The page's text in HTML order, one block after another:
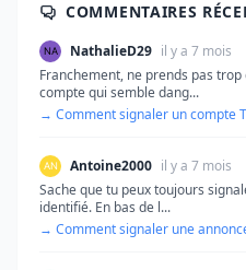
COMMENTAIRES
NathalieD29 il y a 7 mois
Franchement, ne prends pas
compte qui semble dang...
→ Comment signaler un compte
Antoine2000 il y a 7 mois
Sache que tu peux toujours
identifié. En bas de l...
→ Comment signaler une